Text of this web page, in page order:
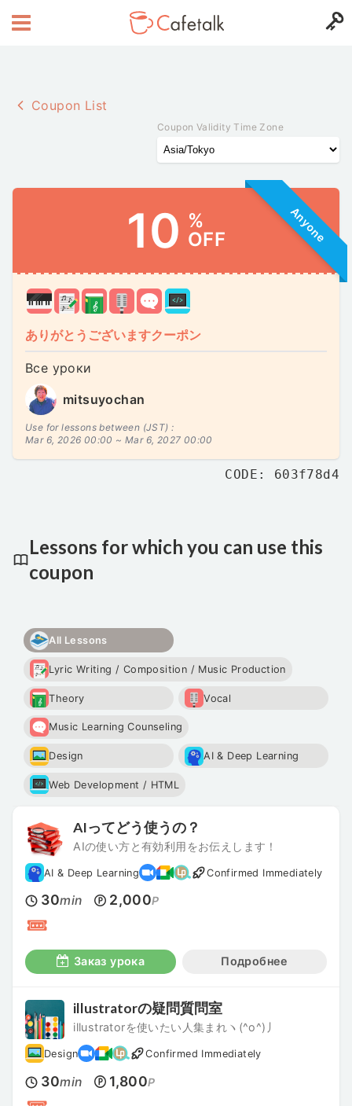
Coupon List
Coupon Validity Time Zone
Anyone
10 %
OFF
ありがとうございますクーポン
Все уроки
mitsuyochan
Use for lessons between (JST) :
Mar 6, 2026 00:00 ~Mar 6, 2027 00:00
CODE: 603f78d4
Lessons for which you can use this
coupon
All Lessons
Lyric Writing / Composition / Music Production
Theory Vocal
Music Learning Counseling
Design AI & Deep Learning
Web Development / HTML
AIってどう使うの？
AIの使い方と有効利用をお伝えします！
AI & Deep Learning Confirmed Immediately
30min 2,000P
Заказ урока Подробнее
illustratorの疑問質問室
illustratorを使いたい人集まれヽ(^o^)丿
Design Confirmed Immediately
30min 1,800P